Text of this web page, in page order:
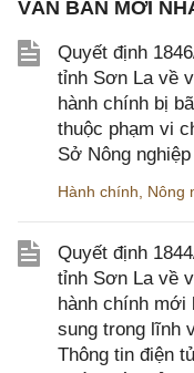
VĂN BẢN MỚI
Quyết định
tỉnh Sơn La về
hành chính bị
thuộc phạm vi
Sở Nông
Hành chính Nông
Quyết định
tỉnh Sơn La về
hành chính mới
sung trong lĩnh
Thông tin điện